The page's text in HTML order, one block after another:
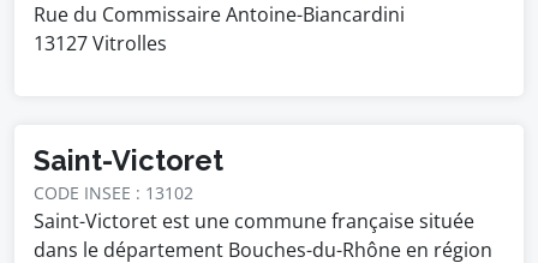
Rue du Commissaire Antoine-Biancardini
13127 Vitrolles
Saint-Victoret
CODE INSEE : 13102
Saint-Victoret est une commune française située
dans le département Bouches-du-Rhône en région